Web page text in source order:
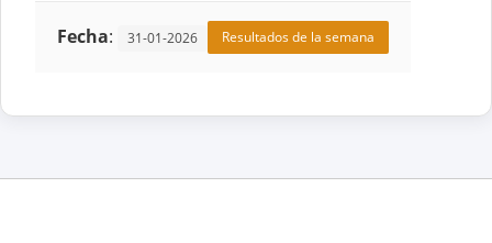
Fecha: 31-01-2026 Resultados de la semana